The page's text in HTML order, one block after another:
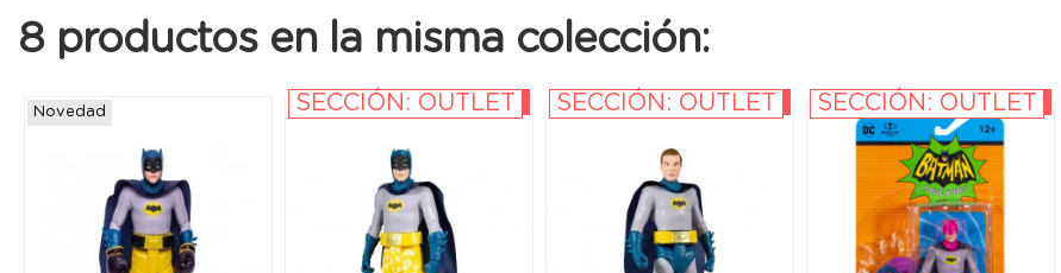
8 productos en la misma colección:
Novedad
-10%
SECCIÓN: OUTLET -40%
SECCIÓN: OUTLET -10%
SECCIÓN: OUTLET